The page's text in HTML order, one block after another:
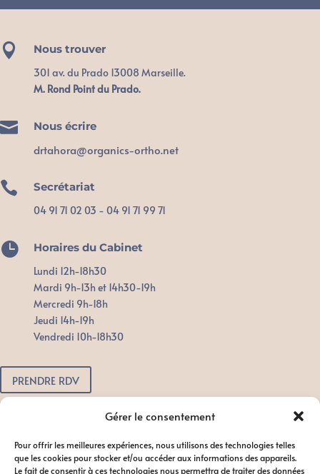
Gérer le consentement
Pour offrir les meilleures expériences, nous utilisons des technologies telles
que les cookies pour stocker et/ou accéder aux informations des appareils.
Le fait de consentir à ces technologies nous permettra de traiter des données

Nous trouver
301 av. du Prado 13008 Marseille.
M. Rond Point du Prado.
 Nous écrire
drtahora@organics-ortho.net

Secrétariat
04 91 71 02 03 - 04 91 71 99 71

Horaires du Cabinet
Lundi 12h-18h30
Mardi 9h-13h et 14h30-19h
Mercredi 9h-18h
Jeudi 14h-19h
Vendredi 10h-18h30
PRENDRE RDV
Pour toute urgence, n'attendez pas.
afin de favoriser le bon déroulement
du traitement.